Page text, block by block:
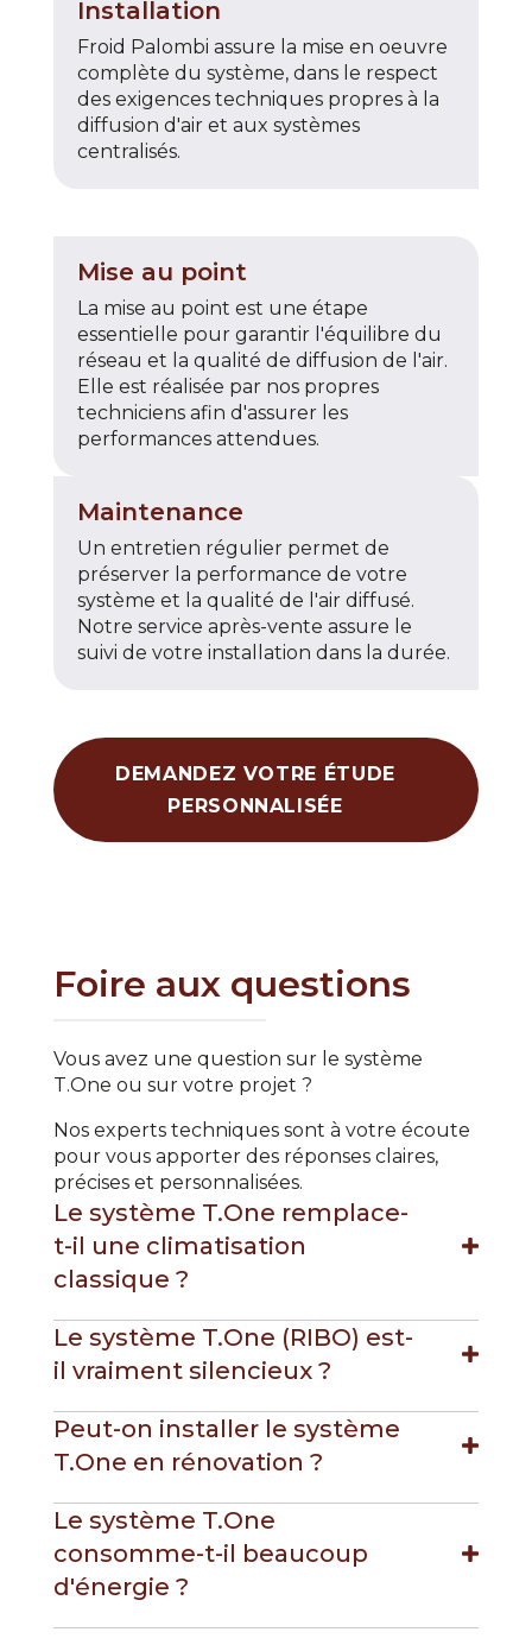
Installation
Froid Palombi assure la mise en oeuvre
complète du système, dans le respect
des exigences techniques propres à la
diffusion d'air et aux systèmes
centralisés.
Mise au point
La mise au point est une étape
essentielle pour garantir l'équilibre du
réseau et la qualité de diffusion de l'air.
Elle est réalisée par nos propres
techniciens afin d'assurer les
performances attendues.
Maintenance
Un entretien régulier permet de
préserver la performance de votre
système et la qualité de l'air diffusé.
Notre service après-vente assure le
suivi de votre installation dans la durée.
DEMANDEZ VOTRE ÉTUDE
PERSONNALISÉE
Foire aux questions
Vous avez une question sur le système
T.One ou sur votre projet ?
Nos experts techniques sont à votre écoute
pour vous apporter des réponses claires,
précises et personnalisées.
Le système T.One remplace-
t-il une climatisation
classique ?
Le système T.One (RIBO) est-
il vraiment silencieux ?
Peut-on installer le système
T.One en rénovation ?
Le système T.One
consomme-t-il beaucoup
d'énergie ?